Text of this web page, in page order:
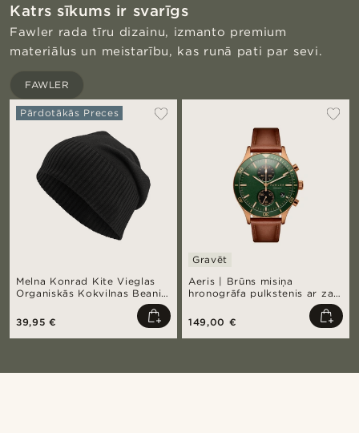
Katrs sīkums ir svarīgs
Fawler rada tīru dizainu, izmanto premium
materiālus un meistarību, kas runā pati par sevi.
FAWLER
Melna Konrad Kite Vieglas
Organiskās Kokvilnas Beanie
Pārdotākās Preces
39,95 €
Aeris | Brūns misiņa
hronogrāfa pulkstenis ar zaļu
Gravēt
149,00 €